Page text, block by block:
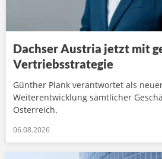
Dachser Austria jetzt mit
Vertriebsstrategie
Günther Plank verantwortet als
Weiterentwicklung sämtlicher
Österreich.
06.08.2026